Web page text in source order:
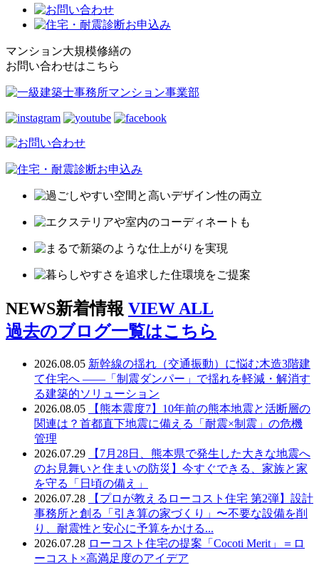
マンション大規模修繕の
お問い合わせはこちら
NEWS新着情報 VIEW ALL
過去のブログ一覧はこちら
2026.08.05 新幹線の揺れ（交通振動）に悩む木造3階建
て住宅へ ——「制震ダンパー」で揺れを軽減・解消す
る建築的ソリューション
2026.08.05
【熊本震度7】10年前の熊本地震と活断層の
関連は？首都直下地震に備える「耐震×制震」の危機
管理
2026.07.29
【7月28日、熊本県で発生した大きな地震へ
のお見舞いと住まいの防災】今すぐできる、家族と家
を守る「日頃の備え」
2026.07.28
【プロが教えるローコスト住宅 第2弾】設計
事務所と創る「引き算の家づくり」〜不要な設備を削
り、耐震性と安心に予算をかける...
2026.07.28 ローコスト住宅の提案「Cocoti Merit」＝ロ
ーコスト×高満足度のアイデア